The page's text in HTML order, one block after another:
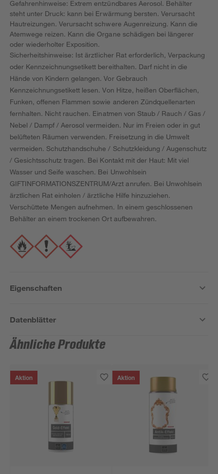
Gefahrenhinweise: Extrem entzündbares Aerosol. Behälter
steht unter Druck: kann bei Erwärmung bersten. Verursacht
Hautreizungen. Verursacht schwere Augenreizung. Kann die
Atemwege reizen. Kann die Organe schädigen bei längerer
oder wiederholter Exposition.
Sicherheitshinweise: Ist ärztlicher Rat erforderlich, Verpackung
oder Kennzeichnungsetikett bereithalten. Darf nicht in die
Hände von Kindern gelangen. Vor Gebrauch
Kennzeichnungsetikett lesen. Von Hitze, heißen Oberflächen,
Funken, offenen Flammen sowie anderen Zündquellenarten
fernhalten. Nicht rauchen. Einatmen von Staub / Rauch / Gas /
Nebel / Dampf / Aerosol vermeiden. Nur im Freien oder in gut
belüfteten Räumen verwenden. Freisetzung in die Umwelt
vermeiden. Schutzhandschuhe / Schutzkleidung / Augenschutz
/ Gesichtsschutz tragen. Bei Kontakt mit der Haut: Mit viel
Wasser und Seife waschen. Bei Unwohlsein
GIFTINFORMATIONSZENTRUM/Arzt anrufen. Bei Unwohlsein
ärztlichen Rat einholen / ärztliche Hilfe hinzuziehen.
Verschüttete Mengen aufnehmen. In einem geschlossenen
Behälter an einem trockenen Ort aufbewahren.
Eigenschaften
Datenblätter
Ähnliche Produkte
Aktion Aktion